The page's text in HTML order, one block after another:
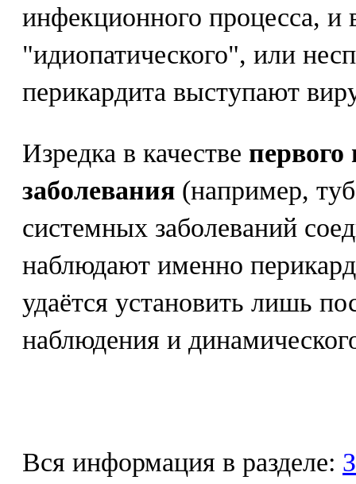
инфекционного процесса, и
"идиопатического", или
перикардита выступают
Изредка в качестве первого
заболевания (например,
системных заболеваний
наблюдают именно
удаётся установить лишь
наблюдения и
Вся информация в разделе: